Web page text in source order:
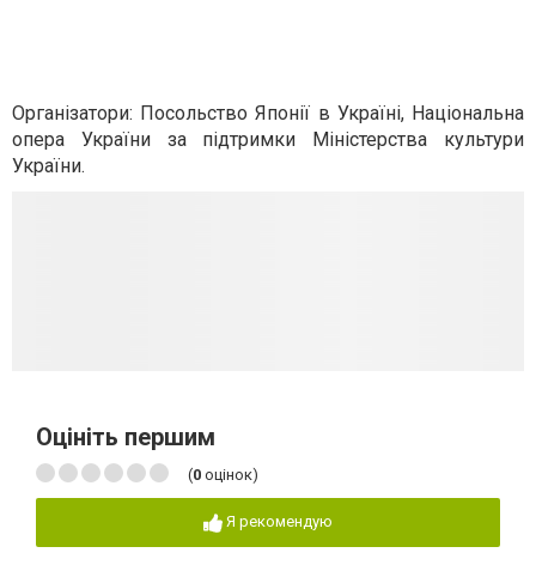
Організатори: Посольство Японії в Україні, Національна
опера України за підтримки Міністерства культури
України.
Оцініть першим
(0 оцінок)
Я рекомендую